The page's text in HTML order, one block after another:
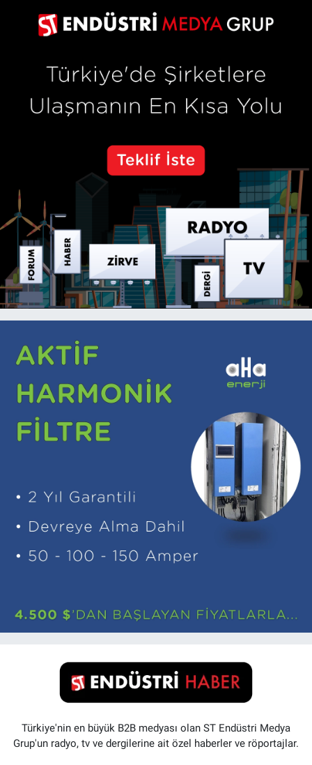
Türkiye'nin en büyük B2B medyası olan ST Endüstri Medya
Grup'un radyo, tv ve dergilerine ait özel haberler ve röportajlar.